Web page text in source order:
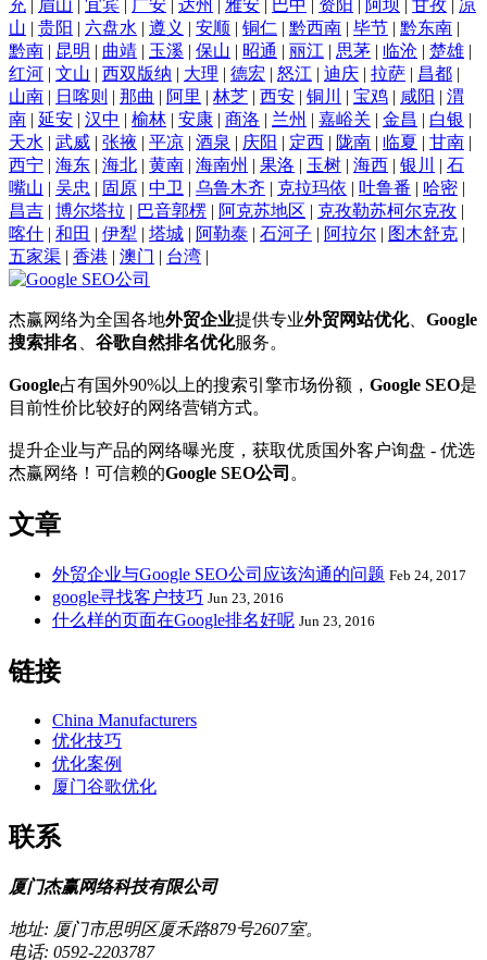
充 | 眉山 | 宜宾 | 广安 | 达州 | 雅安 | 巴中 | 资阳 | 阿坝 | 甘孜 | 凉
山 | 贵阳 | 六盘水 | 遵义 | 安顺 | 铜仁 | 黔西南 | 毕节 | 黔东南 |
黔南 | 昆明 | 曲靖 | 玉溪 | 保山 | 昭通 | 丽江 | 思茅 | 临沧 | 楚雄 |
红河 | 文山 | 西双版纳 | 大理 | 德宏 | 怒江 | 迪庆 | 拉萨 | 昌都 |
山南 | 日喀则 | 那曲 | 阿里 | 林芝 | 西安 | 铜川 | 宝鸡 | 咸阳 | 渭
南 | 延安 | 汉中 | 榆林 | 安康 | 商洛 | 兰州 | 嘉峪关 | 金昌 | 白银 |
天水 | 武威 | 张掖 | 平凉 | 酒泉 | 庆阳 | 定西 | 陇南 | 临夏 | 甘南 |
西宁 | 海东 | 海北 | 黄南 | 海南州 | 果洛 | 玉树 | 海西 | 银川 | 石
嘴山 | 吴忠 | 固原 | 中卫 | 乌鲁木齐 | 克拉玛依 | 吐鲁番 | 哈密 |
昌吉 | 博尔塔拉 | 巴音郭楞 | 阿克苏地区 | 克孜勒苏柯尔克孜 |
喀什 | 和田 | 伊犁 | 塔城 | 阿勒泰 | 石河子 | 阿拉尔 | 图木舒克 |
五家渠 | 香港 | 澳门 | 台湾 |
杰赢网络为全国各地外贸企业提供专业外贸网站优化、 Google
搜索排名
谷歌自然排名优化服务。
Google占有国外90%以上的搜索引擎市场份额， Google SEO是
目前性价比较好的网络营销方式。
提升企业与产品的网络曝光度，获取优质国外客户询盘 - 优选
杰赢网络！可信赖的Google SEO公司 。
文章
外贸企业与Google SEO公司应该沟通的问题 Feb 24, 2017
google寻找客户技巧 Jun 23, 2016
什么样的页面在Google排名好呢 Jun 23, 2016
链接
China Manufacturers
优化技巧
优化案例
厦门谷歌优化
联系
厦门杰赢网络科技有限公司
地址: 厦门市思明区厦禾路879号2607室。
电话: 0592-2203787